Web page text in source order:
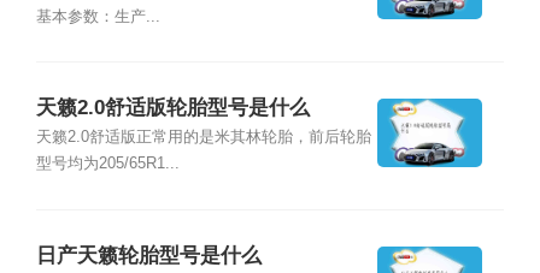
基本参数：生产...
天籁2.0舒适版轮胎型号是什么
天籁2.0舒适版正常用的是米其林轮胎，前后轮胎
型号均为205/65R1...
日产天籁轮胎型号是什么